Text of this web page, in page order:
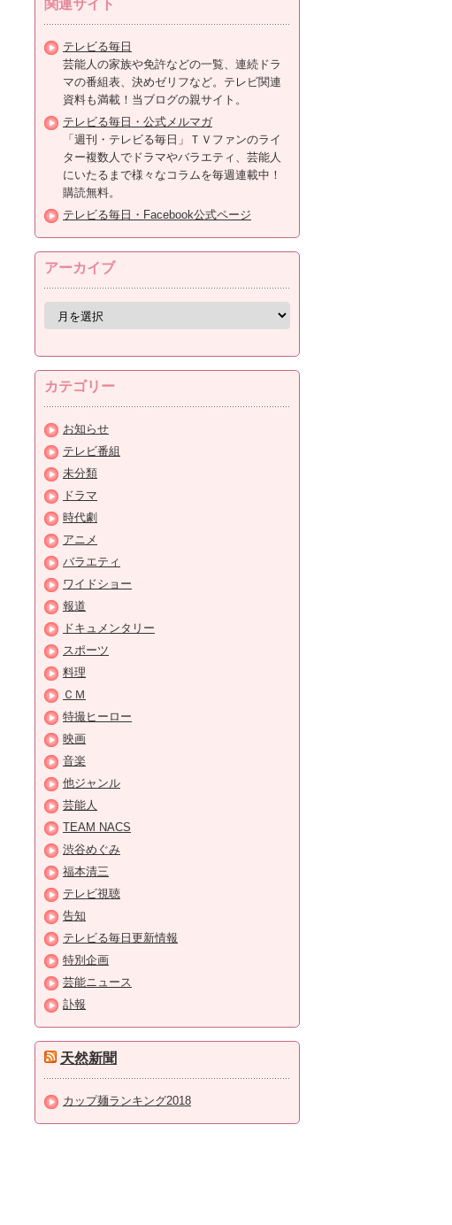
関連サイト
テレビる毎日
芸能人の家族や免許などの一覧、連続ドラ
マの番組表、決めゼリフなど。テレビ関連
資料も満載！当ブログの親サイト。
テレビる毎日・公式メルマガ
「週刊・テレビる毎日」ＴＶファンのライ
ター複数人でドラマやバラエティ、芸能人
にいたるまで様々なコラムを毎週連載中！
購読無料。
テレビる毎日・Facebook公式ページ
アーカイブ
ー
イ
ブ
カテゴリー
お知らせ
テレビ番組
未分類
ドラマ
時代劇
アニメ
バラエティ
ワイドショー
報道
ドキュメンタリー
スポーツ
料理
ＣＭ
特撮ヒーロー
映画
音楽
他ジャンル
芸能人
TEAM NACS
渋谷めぐみ
福本清三
テレビ視聴
告知
テレビる毎日更新情報
特別企画
芸能ニュース
訃報
天然新聞
カップ麺ランキング2018